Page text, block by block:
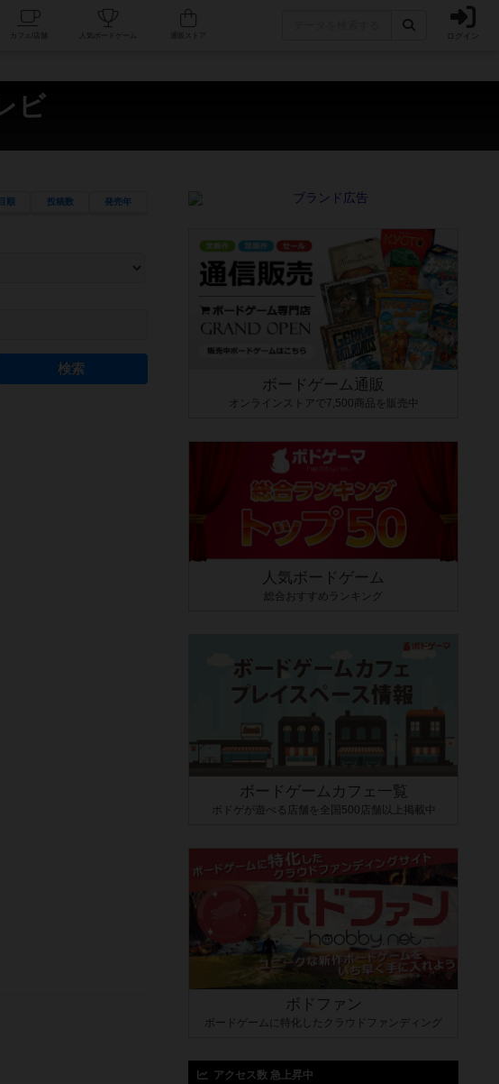
人気ボードゲーム ログイン
ビ
順 投稿数 発売年
指定することができます。マニュアルを読む時間や参加者へのルール説明時間は含まれていないため、初めて
システムを理解できるよう、中世ファンタジー・クッキング・海賊同士の対決など、ゲームコンセプトを絞
アシステムです。主にボードゲームに慣れている方向けの絞込機能です。例えば「ダイスロール」はランダ
ボードゲーム通販
オンラインストアで7,500商品を販売中
人気ボードゲーム
総合おすすめランキング
ボードゲームカフェ一覧
ボドゲが遊べる店舗を全国500店舗以上掲載中
ボドファン
ボードゲームに特化したクラウドファンディング
アクセス数 急上昇中